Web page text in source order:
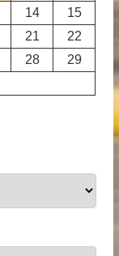
14
15
21
22
28
29